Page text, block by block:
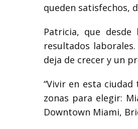
queden satisfechos,
Patricia, que
resultados
deja de crecer y un
“Vivir en esta
zonas para elegir:
Downtown Miami,